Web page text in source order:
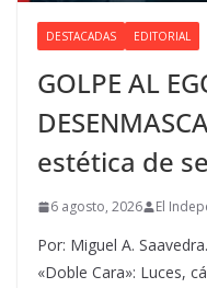
DESTACADAS EDITORIAL
GOLPE AL
estética de
6 agosto, 2026 El
Por: Miguel A.
«Doble Cara»: Luces,